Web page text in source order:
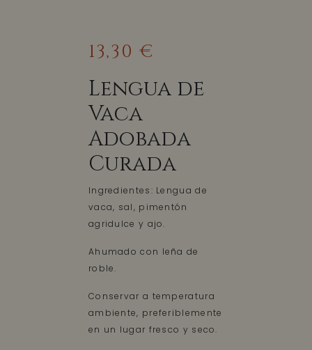
13,30 €
Lengua de
Vaca
Adobada
Curada
Ingredientes: Lengua de
vaca, sal, pimentón
agridulce y ajo.
Ahumado con leña de
roble.
Conservar a temperatura
ambiente, preferiblemente
en un lugar fresco y seco.